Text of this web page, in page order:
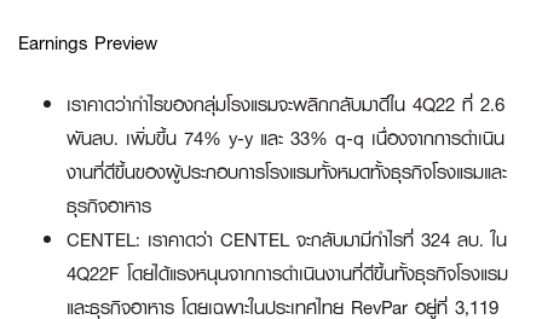
Earnings Preview
เราคาดว่ากำไรของกลุ่มโรงแรมจะพลิกกลับมาดีใน 4Q22 ที่ 2.6
พันลบ. เพิ่มขึ้น 74% y-y และ 33% q-q เนื่องจากการดำเนิน
งานที่ดีขึ้นของผู้ประกอบการโรงแรมทั้งหมดทั้งธุรกิจโรงแรมและ
ธุรกิจอาหาร
CENTEL: เราคาดว่า CENTEL จะกลับมามีกำไรที่ 324 ลบ. ใน
4Q22F โดยได้แรงหนุนจากการดำเนินงานที่ดีขึ้นทั้งธุรกิจโรงแรม
และธุรกิจอาหาร โดยเฉพาะในประเทศไทย RevPar อยู่ที่ 3,119